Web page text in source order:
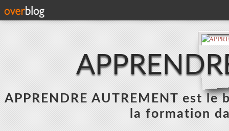
APPRENDRE AUTREMENT est
la formation